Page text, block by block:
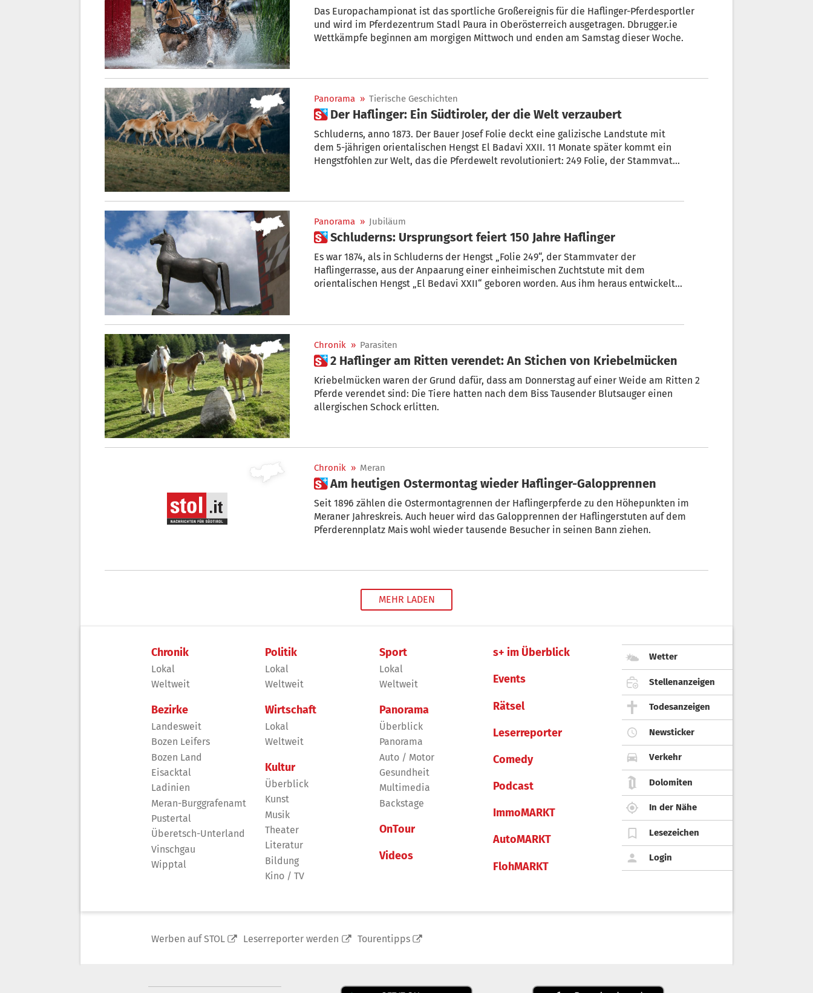
Das Europachampionat ist das sportliche Großereignis für die Haflinger-Pferdesportler
und wird im Pferdezentrum Stadl Paura in Oberösterreich ausgetragen. Dbrugger.ie
Wettkämpfe beginnen am morgigen Mittwoch und enden am Samstag dieser Woche.
Panorama » Tierische Geschichten
 Der Haflinger: Ein Südtiroler, der die Welt verzaubert
Schluderns, anno 1873. Der Bauer Josef Folie deckt eine galizische Landstute mit
dem 5-jährigen orientalischen Hengst El Badavi XXII. 11 Monate später kommt ein
Hengstfohlen zur Welt, das die Pferdewelt revolutioniert: 249 Folie, der Stammvater
Nachkommenschaft stehen ab heute im Mittelpunkt der großen Haflinger-
Panorama » Jubiläum
 Schluderns: Ursprungsort feiert 150 Jahre Haflinger
Es war 1874, als in Schluderns der Hengst „Folie 249“, der Stammvater der
Haflingerrasse, aus der Anpaarung einer einheimischen Zuchtstute mit dem
orientalischen Hengst „El Bedavi XXII“ geboren worden. Aus ihm heraus entwickelte
Chronik » Parasiten
 2 Haflinger am Ritten verendet: An Stichen von Kriebelmücken
Kriebelmücken waren der Grund dafür, dass am Donnerstag auf einer Weide am Ritten 2
Pferde verendet sind: Die Tiere hatten nach dem Biss Tausender Blutsauger einen
allergischen Schock erlitten.
Chronik » Meran
 Am heutigen Ostermontag wieder Haflinger-Galopprennen
Seit 1896 zählen die Ostermontagrennen der Haflingerpferde zu den Höhepunkten im
Meraner Jahreskreis. Auch heuer wird das Galopprennen der Haflingerstuten auf dem
Pferderennplatz Mais wohl wieder tausende Besucher in seinen Bann ziehen.
MEHR LADEN
Chronik
Lokal
Weltweit
Bezirke
Landesweit
Bozen Leifers
Bozen Land
Eisacktal
Ladinien
Meran-Burggrafenamt
Pustertal
Überetsch-Unterland
Vinschgau
Wipptal
Politik
Lokal
Weltweit
Wirtschaft
Lokal
Weltweit
Kultur
Überblick
Kunst
Musik
Theater
Literatur
Bildung
Kino / TV
Sport
Lokal
Weltweit
Panorama
Überblick
Panorama
Auto / Motor
Gesundheit
Multimedia
Backstage
OnTour
Videos
s+ im Überblick
Events
Rätsel
Leserreporter
Comedy
Podcast
ImmoMARKT
AutoMARKT
FlohMARKT
Wetter
Stellenanzeigen
Todesanzeigen
Newsticker
Verkehr
Dolomiten
In der Nähe
Lesezeichen
Login
Werben auf STOL Leserreporter werden Tourentipps